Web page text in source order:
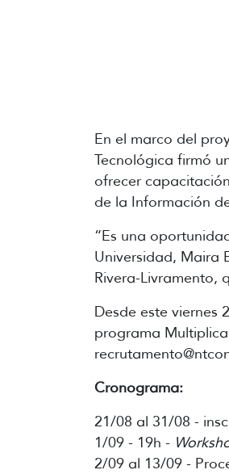
En el marco del
Tecnológica firmó
ofrecer
de la Información
“Es una
Universidad, Maira
Rivera-Livramento,
Desde este viernes
programa
Cronograma:
21/08 al 31/08 -
1/09 - 19h -
2/09 al 13/09 -